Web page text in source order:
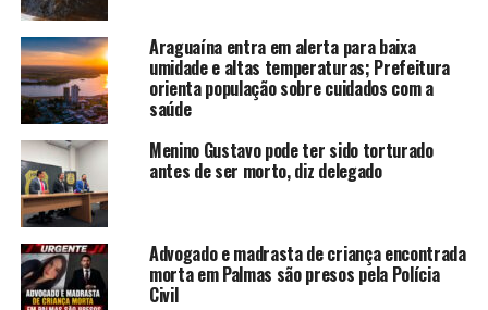
Araguaína entra em alerta para baixa
umidade e altas temperaturas; Prefeitura
orienta população sobre cuidados com a
saúde
Menino Gustavo pode ter sido torturado
antes de ser morto, diz delegado
Advogado e madrasta de criança encontrada
morta em Palmas são presos pela Polícia
Civil